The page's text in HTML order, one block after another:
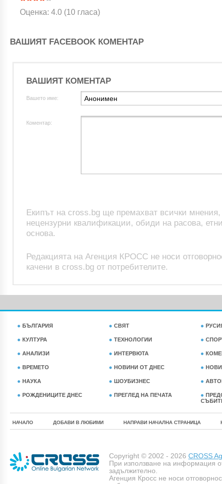
Оценка: 4.0 (10 гласа)
ВАШИЯТ FACEBOOK КОМЕНТАР
ВАШИЯТ КОМЕНТАР
Вашето име:
Коментар:
Екипът на cross.bg ще премахват всички
нецензурни квалификации, обиди на расова,
основа.
Редакцията на Агенция КРОСС не носи
качени в cross.bg от потребителите.
БЪЛГАРИЯ СВЯТ
КУЛТУРА ТЕХНОЛОГИИ
АНАЛИЗИ ИНТЕРВЮТА
ВРЕМЕТО НОВИНИ ОТ ДНЕС
НАУКА ШОУБИЗНЕС
РОЖДЕНИЦИТЕ ДНЕС ПРЕГЛЕД НА ПЕЧАТА
НАЧАЛО ДОБАВИ В ЛЮБИМИ НАПРАВИ НАЧАЛНА СТРАНИЦА
Copyright © 2002 - 2026 CROSS
При използване на информация
задължително.
Агенция Кросс не носи